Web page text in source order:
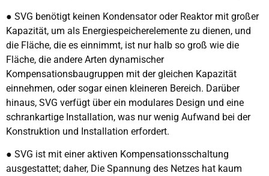
● SVG benötigt keinen Kondensator oder Reaktor mit großer
Kapazität, um als Energiespeicherelemente zu dienen, und
die Fläche, die es einnimmt, ist nur halb so groß wie die
Fläche, die andere Arten dynamischer
Kompensationsbaugruppen mit der gleichen Kapazität
einnehmen, oder sogar einen kleineren Bereich. Darüber
hinaus, SVG verfügt über ein modulares Design und eine
schrankartige Installation, was nur wenig Aufwand bei der
Konstruktion und Installation erfordert.
● SVG ist mit einer aktiven Kompensationsschaltung
ausgestattet; daher, Die Spannung des Netzes hat kaum